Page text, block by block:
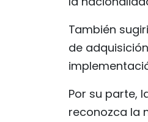
También
de
Por su parte,
reconozca la